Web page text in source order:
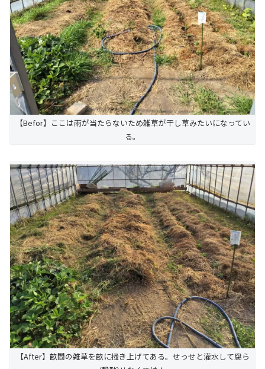
【Befor】ここは雨が当たらないため雑草が干し草みたいになってい
る。
【After】畝間の雑草を畝に掻き上げてある。せっせと灌水して腐ら